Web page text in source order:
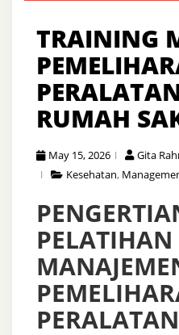
TRAINING
RUMAH
May 15, 2026
Gita
Kesehatan,
PELATIHAN